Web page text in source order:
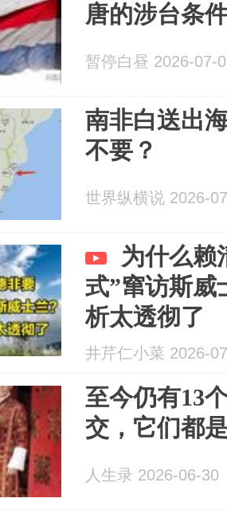
唐的涉台条
暂停白昼 2026-07-
南非白送出
不要？
世界纵横说 2026-
为什么赖
式”窜访斯威
析太透彻了
井芹仁小菜 2026-
至今仍有13
交，它们都
人生录 2026-06-30